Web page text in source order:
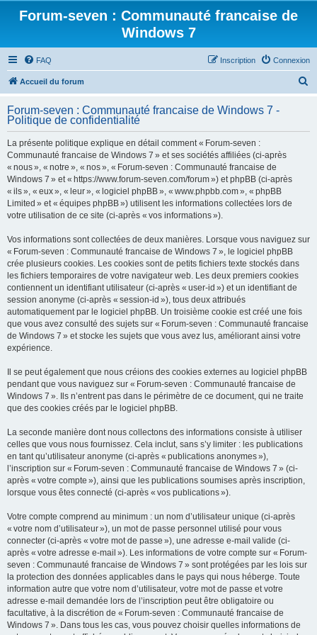
Forum-seven : Communauté francaise de
Windows 7
FAQ Connexion
Inscription
Accueil du forum
h
Forum-seven : Communauté francaise de Windows 7 -
Politique de confidentialité
La présente politique explique en détail comment « Forum-seven :
Communauté francaise de Windows 7 » et ses sociétés affiliées (ci-après
« nous », « notre », « nos », « Forum-seven : Communauté francaise de
Windows 7 » et « https://www.forum-seven.com/forum ») et phpBB (ci-après
« ils », « eux », « leur », « logiciel phpBB », « www.phpbb.com », « phpBB
Limited » et « équipes phpBB ») utilisent les informations collectées lors de
votre utilisation de ce site (ci-après « vos informations »).
Vos informations sont collectées de deux manières. Lorsque vous naviguez sur
« Forum-seven : Communauté francaise de Windows 7 », le logiciel phpBB
crée plusieurs cookies. Les cookies sont de petits fichiers texte stockés dans
les fichiers temporaires de votre navigateur web. Les deux premiers cookies
contiennent un identifiant utilisateur (ci-après « user-id ») et un identifiant de
session anonyme (ci-après « session-id »), tous deux attribués
automatiquement par le logiciel phpBB. Un troisième cookie est créé une fois
que vous avez consulté des sujets sur « Forum-seven : Communauté francaise
de Windows 7 » et stocke les sujets que vous avez lus, améliorant ainsi votre
expérience.
Il se peut également que nous créions des cookies externes au logiciel phpBB
pendant que vous naviguez sur « Forum-seven : Communauté francaise de
Windows 7 ». Ils n’entrent pas dans le périmètre de ce document, qui ne traite
que des cookies créés par le logiciel phpBB.
La seconde manière dont nous collectons des informations consiste à utiliser
celles que vous nous fournissez. Cela inclut, sans s’y limiter : les publications
en tant qu’utilisateur anonyme (ci-après « publications anonymes »),
l’inscription sur « Forum-seven : Communauté francaise de Windows 7 » (ci-
après « votre compte »), ainsi que les publications soumises après inscription,
lorsque vous êtes connecté (ci-après « vos publications »).
Votre compte comprend au minimum : un nom d’utilisateur unique (ci-après
« votre nom d’utilisateur »), un mot de passe personnel utilisé pour vous
connecter (ci-après « votre mot de passe »), une adresse e-mail valide (ci-
après « votre adresse e-mail »). Les informations de votre compte sur « Forum-
seven : Communauté francaise de Windows 7 » sont protégées par les lois sur
la protection des données applicables dans le pays qui nous héberge. Toute
information autre que votre nom d’utilisateur, votre mot de passe et votre
adresse e-mail demandée lors de l’inscription peut être obligatoire ou
facultative, à la discrétion de « Forum-seven : Communauté francaise de
Windows 7 ». Dans tous les cas, vous pouvez choisir quelles informations de